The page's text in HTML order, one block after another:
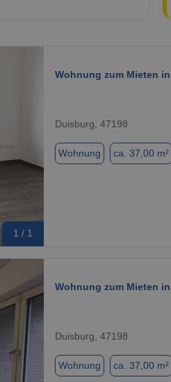
1 / 1
Wohnung zum Mieten
Duisburg, 47198
Wohnung ca. 37,00 m²
Wohnung zum Mieten
Duisburg, 47198
Wohnung ca. 37,00 m²